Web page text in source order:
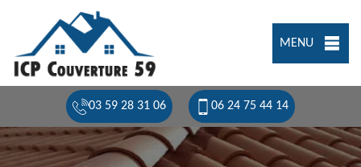
MENU
03 59 28 31 06 06 24 75 44 14